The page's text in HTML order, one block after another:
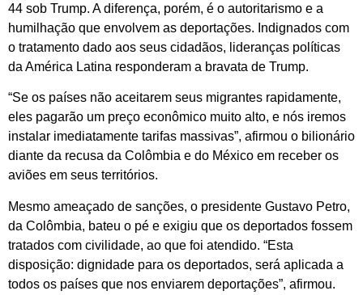
44 sob Trump. A diferença, porém, é o autoritarismo e a
humilhação que envolvem as deportações. Indignados com
o tratamento dado aos seus cidadãos, lideranças políticas
da América Latina responderam a bravata de Trump.
“Se os países não aceitarem seus migrantes rapidamente,
eles pagarão um preço econômico muito alto, e nós iremos
instalar imediatamente tarifas massivas”, afirmou o bilionário
diante da recusa da Colômbia e do México em receber os
aviões em seus territórios.
Mesmo ameaçado de sanções, o presidente Gustavo Petro,
da Colômbia, bateu o pé e exigiu que os deportados fossem
tratados com civilidade, ao que foi atendido. “Esta
disposição: dignidade para os deportados, será aplicada a
todos os países que nos enviarem deportações”, afirmou.